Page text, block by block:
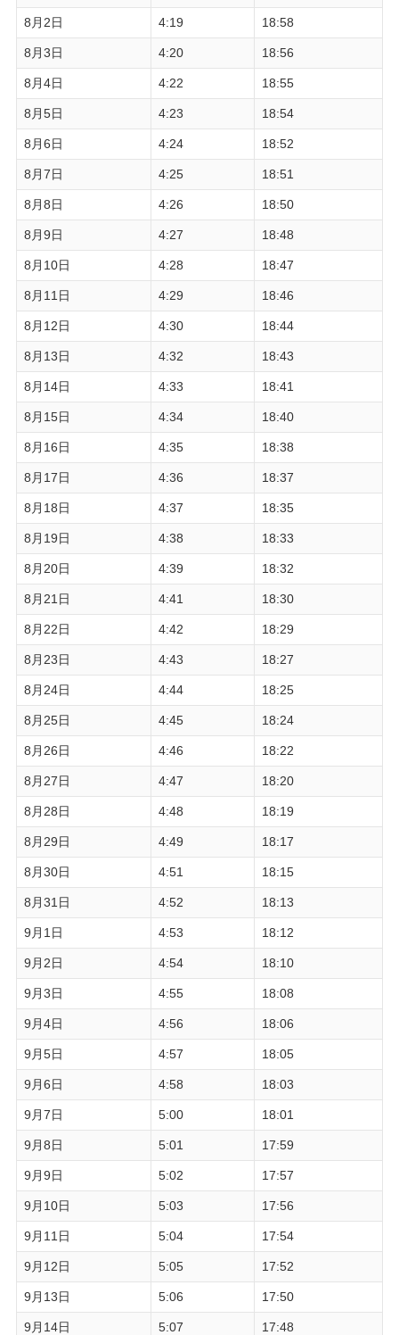
8月2日 4:19 18:58
8月3日 4:20 18:56
8月4日 4:22 18:55
8月5日 4:23 18:54
8月6日 4:24 18:52
8月7日 4:25 18:51
8月8日 4:26 18:50
8月9日 4:27 18:48
8月10日 4:28 18:47
8月11日 4:29 18:46
8月12日 4:30 18:44
8月13日 4:32 18:43
8月14日 4:33 18:41
8月15日 4:34 18:40
8月16日 4:35 18:38
8月17日 4:36 18:37
8月18日 4:37 18:35
8月19日 4:38 18:33
8月20日 4:39 18:32
8月21日 4:41 18:30
8月22日 4:42 18:29
8月23日 4:43 18:27
8月24日 4:44 18:25
8月25日 4:45 18:24
8月26日 4:46 18:22
8月27日 4:47 18:20
8月28日 4:48 18:19
8月29日 4:49 18:17
8月30日 4:51 18:15
8月31日 4:52 18:13
9月1日 4:53 18:12
9月2日 4:54 18:10
9月3日 4:55 18:08
9月4日 4:56 18:06
9月5日 4:57 18:05
9月6日 4:58 18:03
9月7日 5:00 18:01
9月8日 5:01 17:59
9月9日 5:02 17:57
9月10日 5:03 17:56
9月11日 5:04 17:54
9月12日 5:05 17:52
9月13日 5:06 17:50
9月14日 5:07 17:48